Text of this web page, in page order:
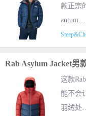
款正宗
Rab Asylum Jacket男
这款
能不会
羽绒